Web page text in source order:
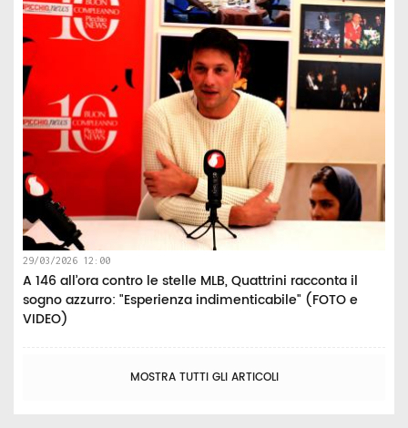
29/03/2026 12:00
A 146 all’ora contro le stelle MLB, Quattrini racconta il
sogno azzurro: "Esperienza indimenticabile" (FOTO e
VIDEO)
MOSTRA TUTTI GLI ARTICOLI